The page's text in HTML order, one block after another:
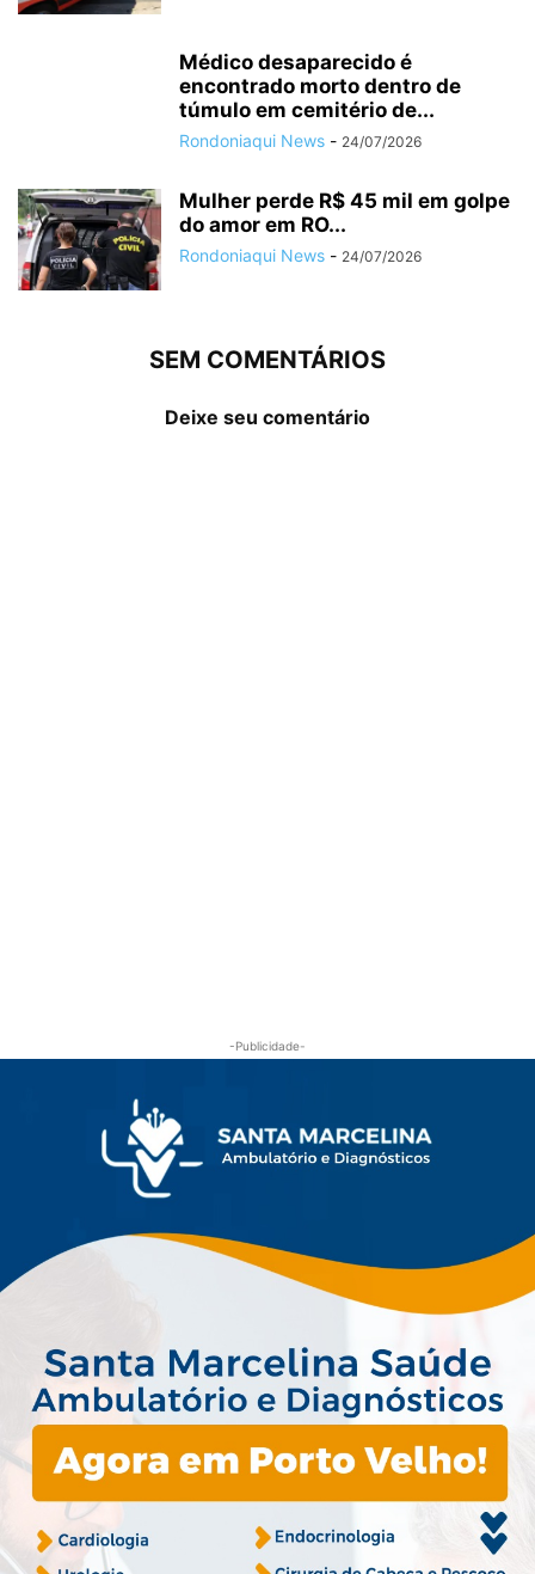
Médico desaparecido é
encontrado morto dentro de
túmulo em cemitério de...
Rondoniaqui News - 24/07/2026
Mulher perde R$ 45 mil em golpe
do amor em RO...
Rondoniaqui News - 24/07/2026
SEM COMENTÁRIOS
Deixe seu comentário
-Publicidade-